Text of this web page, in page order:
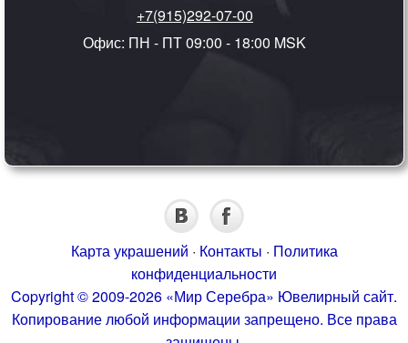
+7(915)292-07-00
Офис: ПН - ПТ 09:00 - 18:00 MSK
Карта украшений · Контакты · Политика
конфиденциальности
Copyright © 2009-2026 «Мир Серебра» Ювелирный сайт.
Копирование любой информации запрещено. Все права